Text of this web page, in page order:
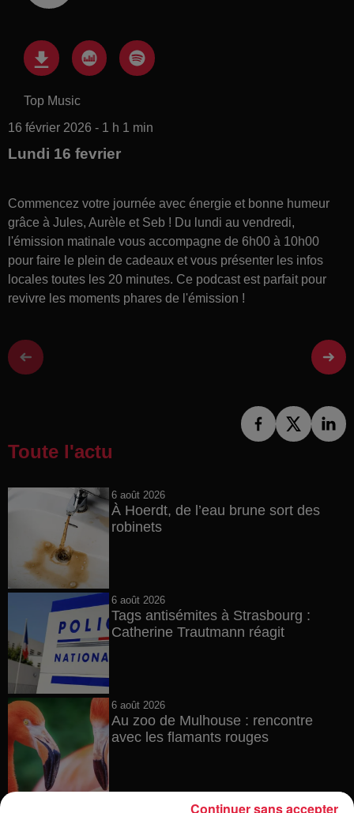
Top Music
16 février 2026 - 1 h 1 min
Lundi 16 fevrier
Commencez votre journée avec énergie et bonne humeur
grâce à Jules, Aurèle et Seb ! Du lundi au vendredi,
l'émission matinale vous accompagne de 6h00 à 10h00
pour faire le plein de cadeaux et vous présenter les infos
locales toutes les 20 minutes. Ce podcast est parfait pour
revivre les moments phares de l'émission !
Toute l'actu
6 août 2026
À Hoerdt, de l’eau brune sort des
robinets
6 août 2026
Tags antisémites à Strasbourg :
Catherine Trautmann réagit
6 août 2026
Au zoo de Mulhouse : rencontre
avec les flamants rouges
Continuer sans accepter